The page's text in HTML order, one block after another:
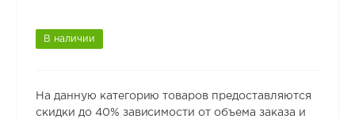
В наличии
На данную категорию товаров предоставляются
скидки до 40% зависимости от объема заказа и